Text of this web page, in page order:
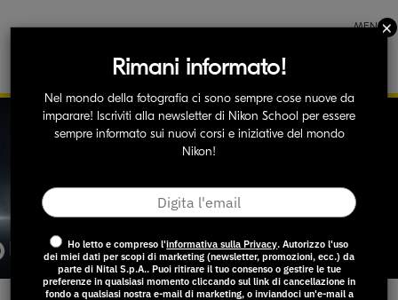
MENU
NIKON Z6III
×
Rimani informato!
Nel mondo della fotografia ci sono sempre cose nuove da
imparare! Iscriviti alla newsletter di Nikon School per essere
sempre informato sui nuovi corsi e iniziative del mondo
Nikon!
Ho letto e compreso l'informativa sulla Privacy. Autorizzo l'uso
dei miei dati per scopi di marketing (newsletter, promozioni, ecc.) da
parte di Nital S.p.A.. Puoi ritirare il tuo consenso o gestire le tue
preferenze in qualsiasi momento cliccando sul link di cancellazione in
fondo a qualsiasi nostra e-mail di marketing, o inviandoci un'e-mail a